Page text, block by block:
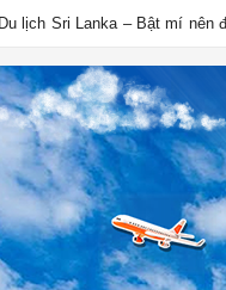
Du lịch Sri Lanka – Bật mí nên